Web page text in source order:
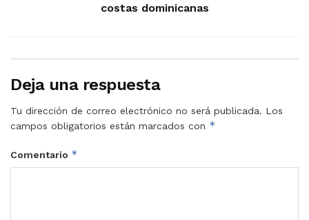
costas dominicanas
Deja una respuesta
Tu dirección de correo electrónico no será publicada. Los
campos obligatorios están marcados con *
Comentario *